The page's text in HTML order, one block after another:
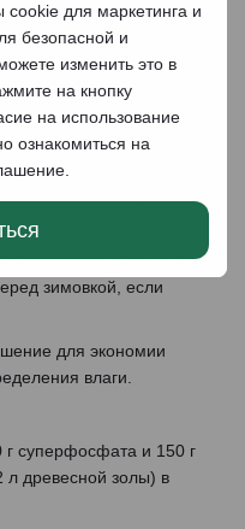
cookie для маркетинга и
безопасной и
изменить это в
на кнопку
на использование
ознакомиться на
каждые 2–3 дня (5–
влажность почвы без
Поливайте
верхние 4 см почвы
(июль–август, с 3–4
л.
Проведите обильный
зимовкой, если
для экономии
влаги.
г суперфосфата и 150 г
л древесной золы) в